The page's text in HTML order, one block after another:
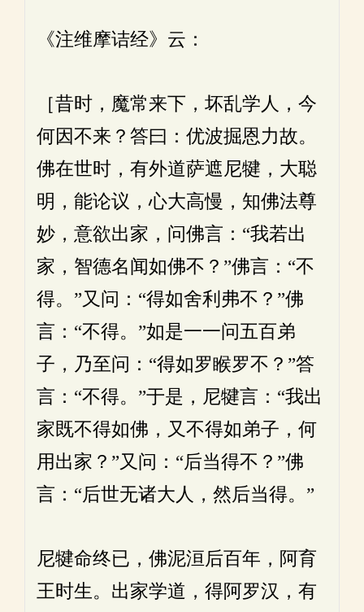
《注维摩诘经》云：
［昔时，魔常来下，坏乱学人，今
何因不来？答曰：优波掘恩力故。
佛在世时，有外道萨遮尼犍，大聪
明，能论议，心大高慢，知佛法尊
妙，意欲出家，问佛言：“我若出
家，智德名闻如佛不？”佛言：“不
得。”又问：“得如舍利弗不？”佛
言：“不得。”如是一一问五百弟
子，乃至问：“得如罗睺罗不？”答
言：“不得。”于是，尼犍言：“我出
家既不得如佛，又不得如弟子，何
用出家？”又问：“后当得不？”佛
言：“后世无诸大人，然后当得。”
尼犍命终已，佛泥洹后百年，阿育
王时生。出家学道，得阿罗汉，有